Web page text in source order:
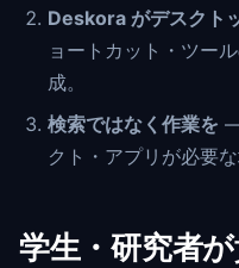
Deskora がデスクト
ョートカット・ツー
成。
検索ではなく作業を
クト・アプリが必要な
学生・研究者